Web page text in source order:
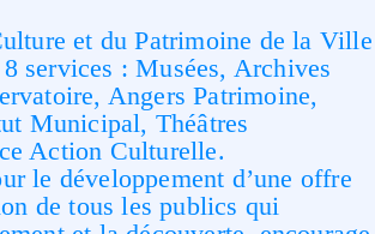
et du Patrimoine de la Ville
services : Musées, Archives
Angers Patrimoine,
Municipal, Théâtres
Action Culturelle.
le développement d’une offre
de tous les publics qui